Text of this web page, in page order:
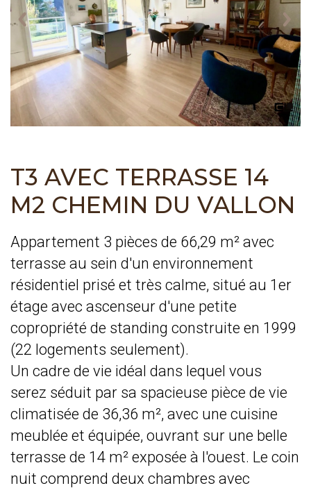
T3 AVEC TERRASSE 14
M2 CHEMIN DU VALLON
Appartement 3 pièces de 66,29 m² avec
terrasse au sein d'un environnement
résidentiel prisé et très calme, situé au 1er
étage avec ascenseur d'une petite
copropriété de standing construite en 1999
(22 logements seulement).
Un cadre de vie idéal dans lequel vous
serez séduit par sa spacieuse pièce de vie
climatisée de 36,36 m², avec une cuisine
meublée et équipée, ouvrant sur une belle
terrasse de 14 m² exposée à l'ouest. Le coin
nuit comprend deux chambres avec